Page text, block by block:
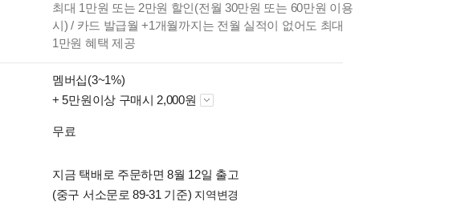
최대 1만원 또는 2만원 할인(전월 30만원 또는 60만원 이용
시) / 카드 발급월 +1개월까지는 전월 실적이 없어도 최대
1만원 혜택 제공
멤버십(3~1%)
+ 5만원이상 구매시 2,000원
무료
지금 택배로 주문하면 8월 12일 출고
(중구 서소문로 89-31 기준) 지역변경